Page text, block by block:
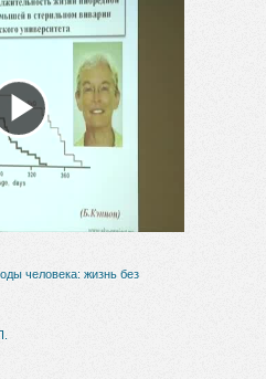
Воспроизвести
видео
человека: жизнь без